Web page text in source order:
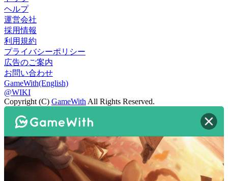
ヘルプ
運営会社
採用情報
利用規約
プライバシーポリシー
広告のご案内
お問い合わせ
GameWith(English)
@WIKI
Copyright (C) GameWithAll Rights Reserved.